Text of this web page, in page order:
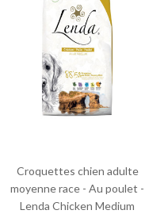
Croquettes chien adulte
moyenne race - Au poulet -
Lenda Chicken Medium